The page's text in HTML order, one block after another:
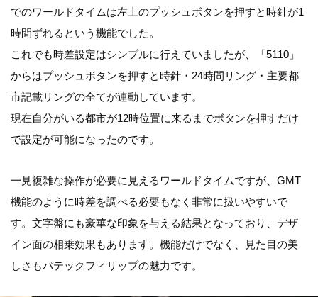
でのワールドタイムは左上のプッシュボタンを押すと時針が1
時間ずれるという機能でした。
これでも時差設定はシンプルに行えていましたが、「5110」
からはプッシュボタンを押すと時針・24時間リング・主要都
市記載リングの全てが連動しています。
現在自分がいる都市が12時位置に来るまでボタンを押すだけ
で設定が可能になったのです。
一見複雑な操作が必要に見えるワールドタイムですが、GMT
機能のように時差を調べる必要もなく非常に扱いやすいで
す。文字盤にも豪華な印象を与える結果となっており、デザ
イン面の相乗効果もあります。機能だけでなく、見た目の美
しさもパテックフィリップの魅力です。